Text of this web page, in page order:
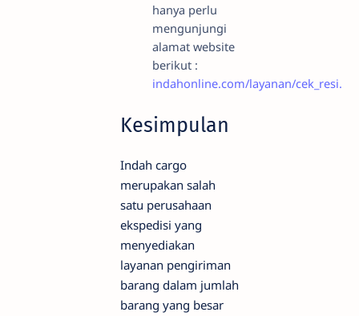
hanya perlu
mengunjungi
alamat website
berikut :
indahonline.com/layanan/cek_resi.
Kesimpulan
Indah cargo
merupakan salah
satu perusahaan
ekspedisi yang
menyediakan
layanan pengiriman
barang dalam jumlah
barang yang besar